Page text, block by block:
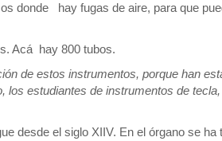
donde hay fugas de aire, para que
Acá hay 800 tubos.
de estos instrumentos, porque han
estudiantes de instrumentos de
desde el siglo XIIV. En el órgano se